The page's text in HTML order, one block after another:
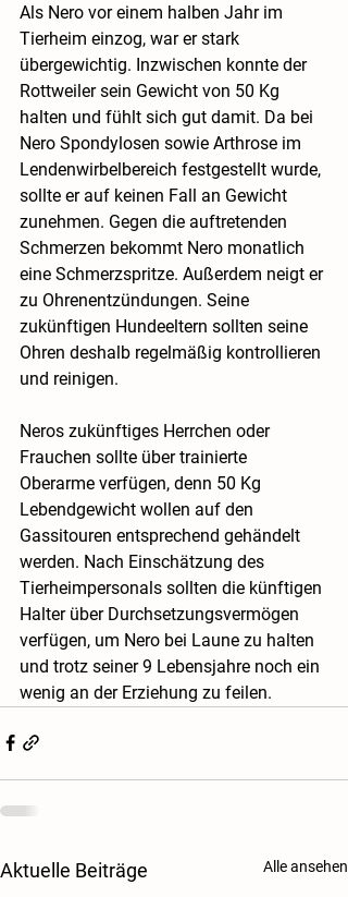
Als Nero vor einem halben Jahr im
Tierheim einzog, war er stark
übergewichtig. Inzwischen konnte der
Rottweiler sein Gewicht von 50 Kg
halten und fühlt sich gut damit. Da bei
Nero Spondylosen sowie Arthrose im
Lendenwirbelbereich festgestellt wurde,
sollte er auf keinen Fall an Gewicht
zunehmen. Gegen die auftretenden
Schmerzen bekommt Nero monatlich
eine Schmerzspritze. Außerdem neigt er
zu Ohrenentzündungen. Seine
zukünftigen Hundeeltern sollten seine
Ohren deshalb regelmäßig kontrollieren
und reinigen.
Neros zukünftiges Herrchen oder
Frauchen sollte über trainierte
Oberarme verfügen, denn 50 Kg
Lebendgewicht wollen auf den
Gassitouren entsprechend gehändelt
werden. Nach Einschätzung des
Tierheimpersonals sollten die künftigen
Halter über Durchsetzungsvermögen
verfügen, um Nero bei Laune zu halten
und trotz seiner 9 Lebensjahre noch ein
wenig an der Erziehung zu feilen.
Aktuelle Beiträge Alle ansehen